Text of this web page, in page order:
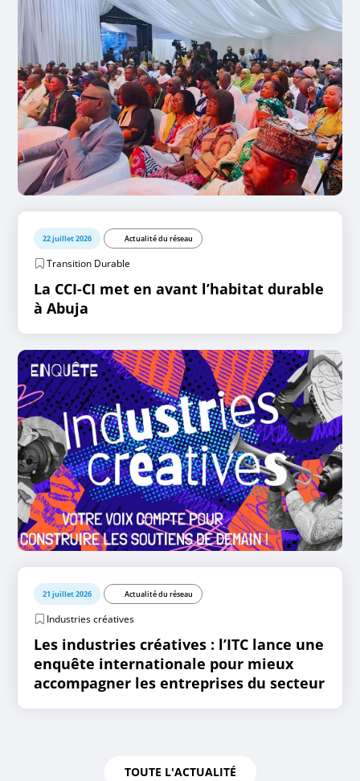
22 juillet 2026 Actualité du réseau
Transition Durable
La CCI-CI met en avant l’habitat durable
à Abuja
21 juillet 2026 Actualité du réseau
Industries créatives
Les industries créatives : l’ITC lance une
enquête internationale pour mieux
accompagner les entreprises du secteur
TOUTE L'ACTUALITÉ